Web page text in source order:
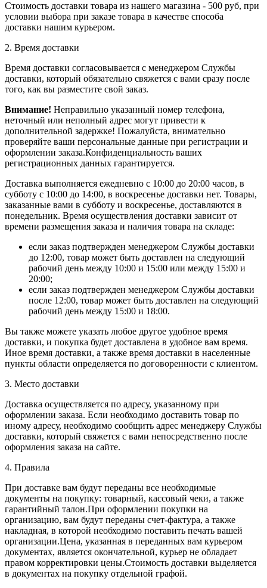
Стоимость доставки товара из нашего магазина - 500 руб, при
условии выбора при заказе товара в качестве способа
доставки нашим курьером.
2. Время доставки
Время доставки согласовывается с менеджером Службы
доставки, который обязательно свяжется с вами сразу после
того, как вы разместите свой заказ.
Внимание! Неправильно указанный номер телефона,
неточный или неполный адрес могут привести к
дополнительной задержке! Пожалуйста, внимательно
проверяйте ваши персональные данные при регистрации и
оформлении заказа.Конфиденциальность ваших
регистрационных данных гарантируется.
Доставка выполняется ежедневно с 10:00 до 20:00 часов, в
субботу с 10:00 до 14:00, в воскресенье доставки нет. Товары,
заказанные вами в субботу и воскресенье, доставляются в
понедельник. Время осуществления доставки зависит от
времени размещения заказа и наличия товара на складе:
если заказ подтвержден менеджером Службы доставки
до 12:00, товар может быть доставлен на следующий
рабочий день между 10:00 и 15:00 или между 15:00 и
20:00;
если заказ подтвержден менеджером Службы доставки
после 12:00, товар может быть доставлен на следующий
рабочий день между 15:00 и 18:00.
Вы также можете указать любое другое удобное время
доставки, и покупка будет доставлена в удобное вам время.
Иное время доставки, а также время доставки в населенные
пункты области определяется по договоренности с клиентом.
3. Место доставки
Доставка осуществляется по адресу, указанному при
оформлении заказа. Если необходимо доставить товар по
иному адресу, необходимо сообщить адрес менеджеру Службы
доставки, который свяжется с вами непосредственно после
оформления заказа на сайте.
4. Правила
При доставке вам будут переданы все необходимые
документы на покупку: товарный, кассовый чеки, а также
гарантийный талон.При оформлении покупки на
организацию, вам будут переданы счет-фактура, а также
накладная, в которой необходимо поставить печать вашей
организации.Цена, указанная в переданных вам курьером
документах, является окончательной, курьер не обладает
правом корректировки цены.Стоимость доставки выделяется
в документах на покупку отдельной графой.